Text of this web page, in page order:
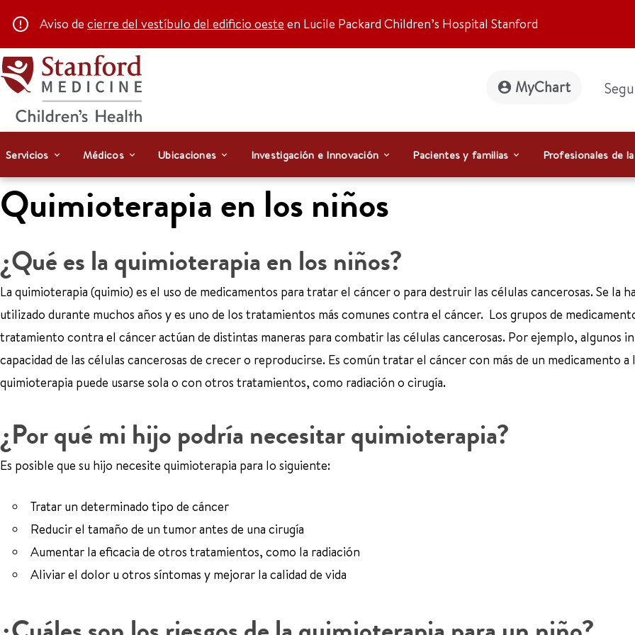
Aviso de cierre del vestíbulo del edificio oeste en Lucile Packard Children’s Hospital Stanford
MyChart
Servicios Médicos Ubicaciones Investigación e Innovación Pacientes y familias Profesionales de
Quimioterapia en los niños
¿Qué es la quimioterapia en los niños?
La quimioterapia (quimio) es el uso de medicamentos para tratar el cáncer o para destruir las células cancerosas. Se la ha
utilizado durante muchos años y es uno de los tratamientos más comunes contra el cáncer. Los grupos de
tratamiento contra el cáncer actúan de distintas maneras para combatir las células cancerosas. Por ejemplo, algunos
capacidad de las células cancerosas de crecer o reproducirse. Es común tratar el cáncer con más de un medicamento a
quimioterapia puede usarse sola o con otros tratamientos, como radiación o cirugía.
¿Por qué mi hijo podría necesitar quimioterapia?
Es posible que su hijo necesite quimioterapia para lo siguiente:
Tratar un determinado tipo de cáncer
Reducir el tamaño de un tumor antes de una cirugía
Aumentar la eficacia de otros tratamientos, como la radiación
Aliviar el dolor u otros síntomas y mejorar la calidad de vida